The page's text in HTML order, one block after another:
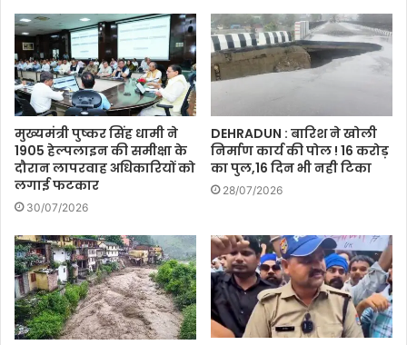
मुख्यमंत्री पुष्कर सिंह धामी ने
1905 हेल्पलाइन की समीक्षा के
दौरान लापरवाह अधिकारियों को
लगाई फटकार
30/07/2026
DEHRADUN : बारिश ने खोली
निर्माण कार्य की पोल ! 16 करोड़
का पुल,16 दिन भी नही टिका
28/07/2026